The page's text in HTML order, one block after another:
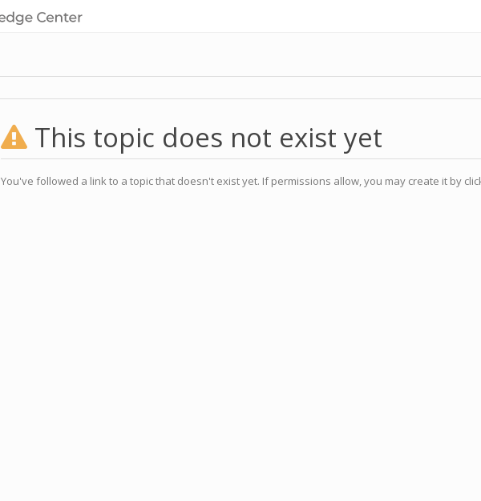
This topic does not exist yet
You've followed a link to a topic that doesn't exist yet. If permissions allow, you may create it by